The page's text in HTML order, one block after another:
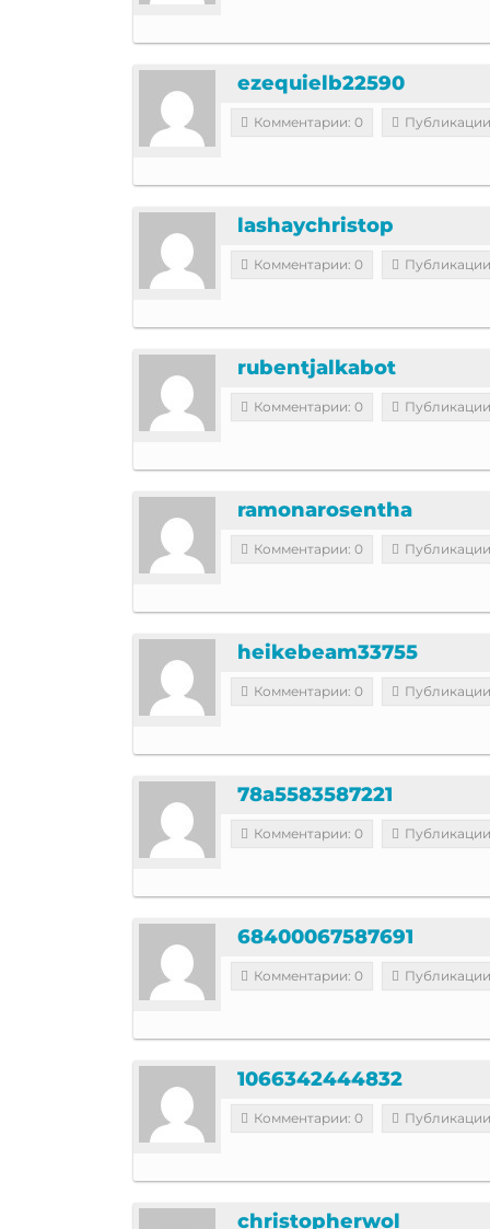
ezequielb22590
Комментарии: 0
lashaychristop
Комментарии: 0
rubentjalkabot
Комментарии: 0
ramonarosentha
Комментарии: 0
heikebeam33755
Комментарии: 0
78a5583587221
Комментарии: 0
68400067587691
Комментарии: 0
1066342444832
Комментарии: 0
christopherwol